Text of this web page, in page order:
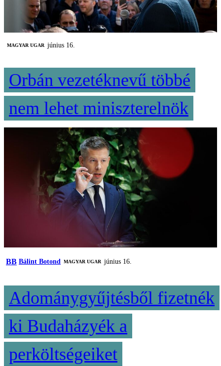
MAGYAR UGAR június 16.
Orbán vezetéknevű többé
nem lehet miniszterelnök
BB Bálint Botond MAGYAR UGAR június 16.
Adománygyűjtésből fizetnék
ki Budaházyék a
perköltségeiket